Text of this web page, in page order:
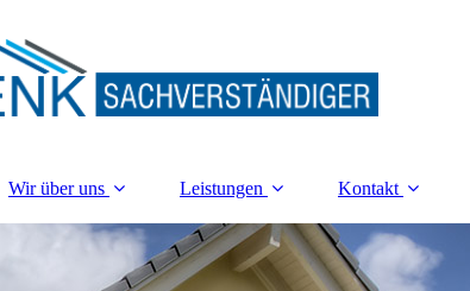
Wir über uns Leistungen Kontakt